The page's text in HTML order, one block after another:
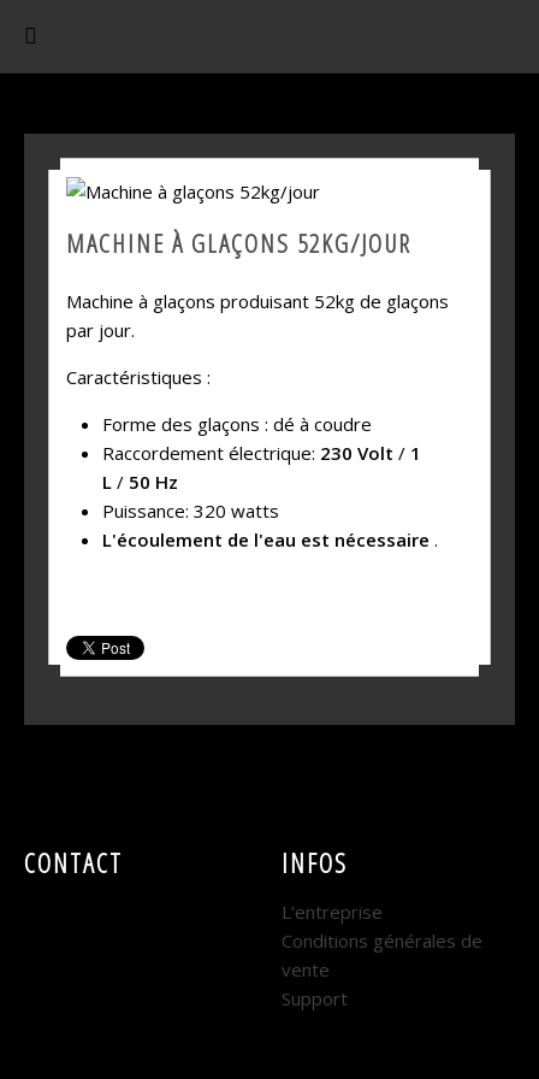
MACHINE À GLAÇONS 52KG/JOUR
Machine à glaçons produisant 52kg de glaçons
par jour.
Caractéristiques :
Forme des glaçons : dé à coudre
Raccordement électrique: 230 Volt / 1
L / 50 Hz
Puissance: 320 watts
L'écoulement de l'eau est nécessaire .
CONTACT INFOS
L'entreprise
Conditions générales de
vente
Support